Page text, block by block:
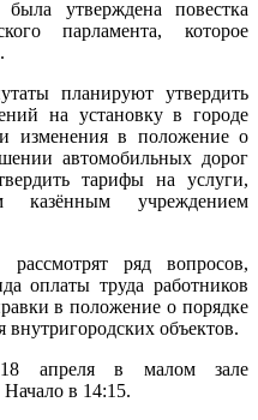
утверждена повестка
парламента, которое
планируют утвердить
на установку в городе
изменения в положение о
автомобильных дорог
тарифы на услуги,
казённым учреждением
ряд вопросов,
оплаты труда работников
в положение о порядке
объектов.
18 апреля в малом зале
в 14:15.